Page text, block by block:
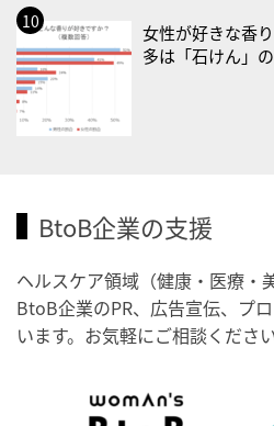
・健康増進普及月間
・歯ヂカラ探究月間
・職場の健康診断実施強化月間
・秋の睡眠の日
・世界アルツハイマー月間
・健康増進普及月間
・歯ヂカラ探究月間
・職場の健康診断実施強化月間
・世界性の健康デー
・がん征圧月間
女性が好きな香
多は「石けん」
BtoB企業の支援
ヘルスケア領域（健康・医療・
BtoB企業のPR、広告宣伝、プ
います。お気軽にご相談ください